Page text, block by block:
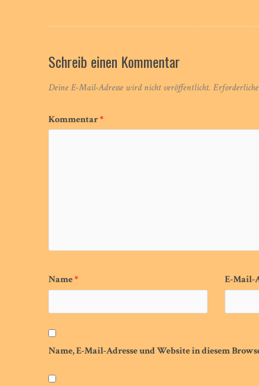
Schreib einen Kommentar
Deine E-Mail-Adresse wird nicht veröffentlicht.
Kommentar*
Name* E-Mail-
Name, E-Mail-Adresse und Website in diesem